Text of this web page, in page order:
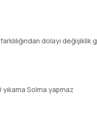
dolayı
yıkama Solma yapmaz